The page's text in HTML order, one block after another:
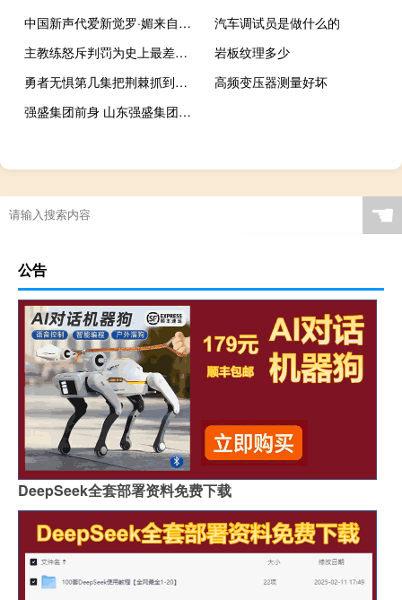
中国新声代爱新觉罗·媚来自哪里 爱新觉罗媚中国好声音
汽车调试员是做什么的
主教练怒斥判罚为史上最差，呼吁更换裁判
岩板纹理多少
勇者无惧第几集把荆棘抓到的 勇者无惧一共多少集
高频变压器测量好坏
强盛集团前身 山东强盛集团有限公司
☚
公告
DeepSeek全套部署资料免费下载